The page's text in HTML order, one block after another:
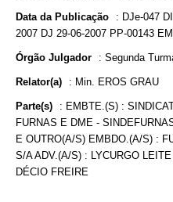
Data da Publicação : DJe-047
2007 DJ 29-06-2007 PP-00143
Órgão Julgador : Segunda
Relator(a) : Min. EROS GRAU
Parte(s) : EMBTE.(S) :
FURNAS E DME -
E OUTRO(A/S) EMBDO.(A/S) :
S/A ADV.(A/S) : LYCURGO
DÉCIO FREIRE